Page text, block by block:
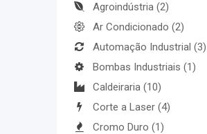
Agroindústria (2)
Ar Condicionado (2)
Automação Industrial (3)
Bombas Industriais (1)
Caldeiraria (10)
Corte a Laser (4)
Cromo Duro (1)